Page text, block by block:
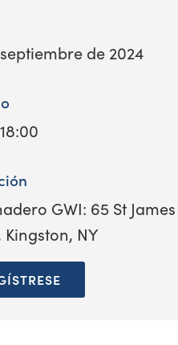
de 2024
GWI: 65 St James
Kingston, NY